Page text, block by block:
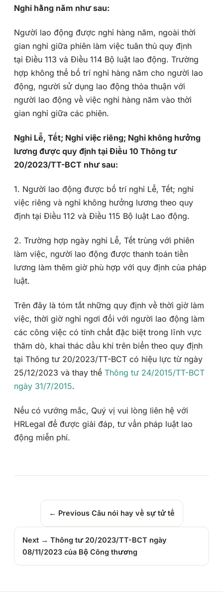
Nghỉ hằng năm như sau:
Người lao động được nghỉ hàng năm, ngoài thời
gian nghỉ giữa phiên làm việc tuân thủ quy định
tại Điều 113 và Điều 114 Bộ luật lao động. Trường
hợp không thể bố trí nghỉ hàng năm cho người lao
động, người sử dụng lao động thỏa thuận với
người lao động về việc nghỉ hàng năm vào thời
gian nghỉ giữa các phiên.
Nghỉ Lễ, Tết; Nghỉ việc riêng; Nghỉ không hưởng
lương được quy định tại Điều 10 Thông tư
20/2023/TT-BCT như sau:
1. Người lao động được bố trí nghỉ Lễ, Tết; nghỉ
việc riêng và nghỉ không hưởng lương theo quy
định tại Điều 112 và Điều 115 Bộ luật Lao động.
2. Trường hợp ngày nghỉ Lễ, Tết trùng với phiên
làm việc, người lao động được thanh toán tiền
lương làm thêm giờ phù hợp với quy định của pháp
luật.
Trên đây là tóm tắt những quy định về thời giờ làm
việc, thời giờ nghỉ ngơi đối với người lao động làm
các công việc có tính chất đặc biệt trong lĩnh vực
thăm dò, khai thác dầu khí trên biển theo quy định
tại Thông tư 20/2023/TT-BCT có hiệu lực từ ngày
25/12/2023 và thay thế Thông tư 24/2015/TT-BCT
ngày 31/7/2015.
Nếu có vướng mắc, Quý vị vui lòng liên hệ với
HRLegal để được giải đáp, tư vấn pháp luật lao
động miễn phí.
← Previous Câu nói hay về sự tử tế
Next → Thông tư 20/2023/TT-BCT ngày
08/11/2023 của Bộ Công thương